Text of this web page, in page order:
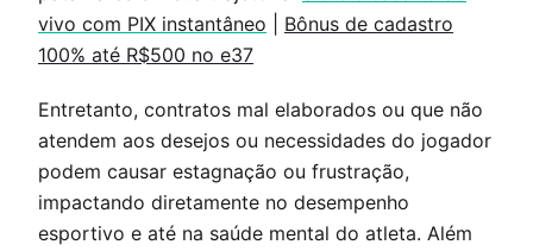
vivo com PIX instantâneo
Bônus de cadastro
100% até R$500 no e37
Entretanto, contratos mal elaborados ou que não
atendem aos desejos ou necessidades do jogador
podem causar estagnação ou frustração,
impactando diretamente no desempenho
esportivo e até na saúde mental do atleta. Além